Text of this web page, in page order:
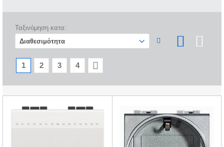
Ταξινόμηση κατα:
1 2 3 4